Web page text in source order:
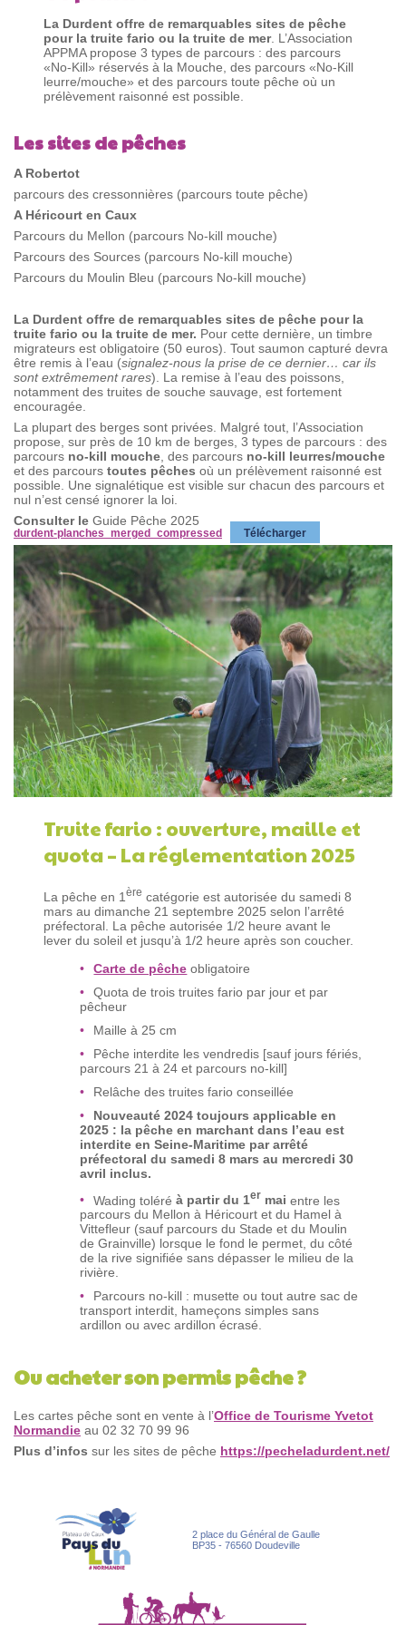
La Durdent offre de remarquables sites de pêche
pour la truite fario ou la truite de mer. L’Association
APPMA propose 3 types de parcours : des parcours
«No-Kill» réservés à la Mouche, des parcours «No-Kill
leurre/mouche» et des parcours toute pêche où un
prélèvement raisonné est possible.
Les sites de pêches
A Robertot
parcours des cressonnières (parcours toute pêche)
A Héricourt en Caux
Parcours du Mellon (parcours No-kill mouche)
Parcours des Sources (parcours No-kill mouche)
Parcours du Moulin Bleu (parcours No-kill mouche)
La Durdent offre de remarquables sites de pêche pour la
truite fario ou la truite de mer. Pour cette dernière, un timbre
migrateurs est obligatoire (50 euros). Tout saumon capturé devra
être remis à l’eau (signalez-nous la prise de ce dernier… car ils
sont extrêmement rares). La remise à l’eau des poissons,
notamment des truites de souche sauvage, est fortement
encouragée.
La plupart des berges sont privées. Malgré tout, l’Association
propose, sur près de 10 km de berges, 3 types de parcours : des
parcours no-kill mouche , des parcours no-kill leurres/mouche
et des parcours toutes pêches où un prélèvement raisonné est
possible. Une signalétique est visible sur chacun des parcours et
nul n’est censé ignorer la loi.
Consulter le Guide Pêche 2025
durdent-planches_merged_compressed Télécharger
Truite fario : ouverture, maille et
quota – La réglementation 2025
La pêche en 1ère catégorie est autorisée du samedi 8
mars au dimanche 21 septembre 2025 selon l’arrêté
préfectoral. La pêche autorisée 1/2 heure avant le
lever du soleil et jusqu’à 1/2 heure après son coucher.
Carte de pêche obligatoire
Quota de trois truites fario par jour et par
pêcheur
Maille à 25 cm
Pêche interdite les vendredis [sauf jours fériés,
parcours 21 à 24 et parcours no-kill]
Relâche des truites fario conseillée
Nouveauté 2024 toujours applicable en
2025 : la pêche en marchant dans l’eau est
interdite en Seine-Maritime par arrêté
préfectoral du samedi 8 mars au mercredi 30
avril inclus.
Wading toléréà partir du 1er mai entre les
parcours du Mellon à Héricourt et du Hamel à
Vittefleur (sauf parcours du Stade et du Moulin
de Grainville) lorsque le fond le permet, du côté
de la rive signifiée sans dépasser le milieu de la
rivière.
Parcours no-kill : musette ou tout autre sac de
transport interdit, hameçons simples sans
ardillon ou avec ardillon écrasé.
Ou acheter son permis pêche ?
Les cartes pêche sont en vente à l’Office de Tourisme Yvetot
Normandie au 02 32 70 99 96
Plus d’infos sur les sites de pêche https://pecheladurdent.net/
2 place du Général de Gaulle
BP35 - 76560 Doudeville